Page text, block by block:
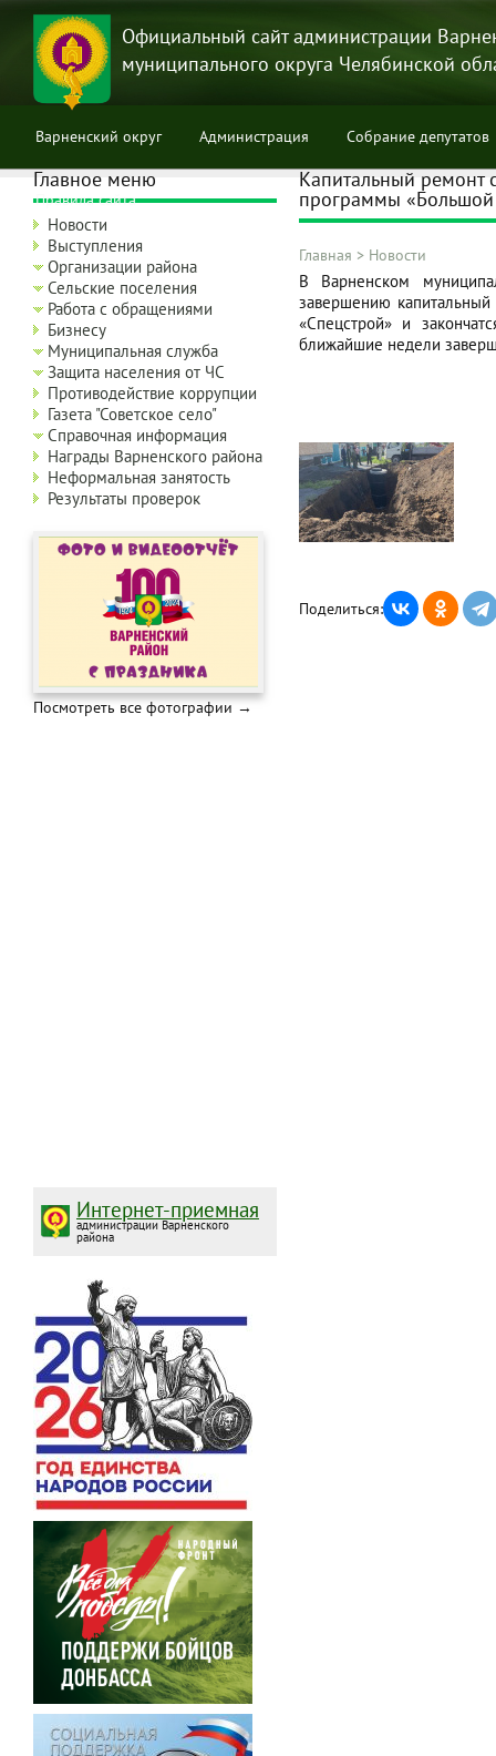
Перейти
основному
содержанию
Официальный сайт администрации
муниципального округа Челябинской
Варненский округ Администрация Собрание депутатов
Правила сайта
Капитальный ремонт
программы
Строка
навигации
Главная > Новости
В Варненском
завершению
«Спецстрой» и
ближайшие недели
Поделиться:
Главное меню
Новости
Выступления
Организации района
Сельские поселения
Работа с обращениями
Бизнесу
Муниципальная служба
Защита населения от ЧС
Противодействие коррупции
Газета "Советское село"
Справочная информация
Награды Варненского района
Неформальная занятость
Результаты проверок
Посмотреть все фотографии →
Интернет-приемная
администрации Варненского
района